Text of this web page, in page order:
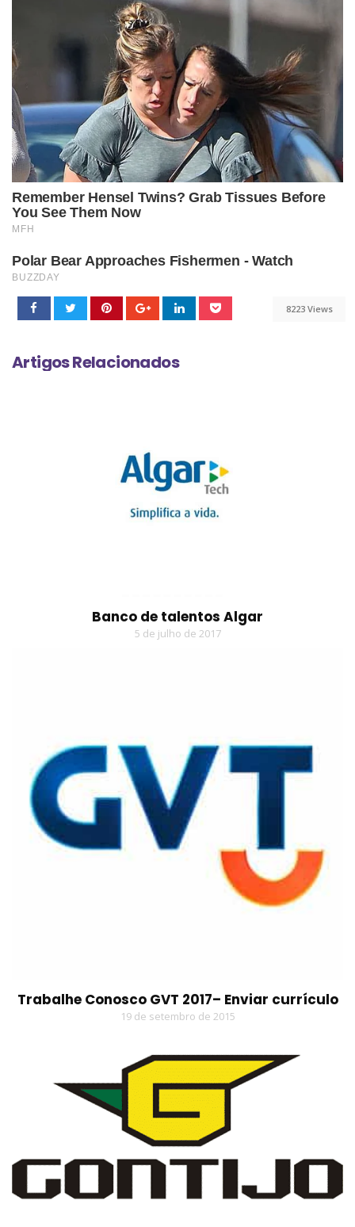
8223 Views
Artigos Relacionados
Banco de talentos Algar
5 de julho de 2017
Trabalhe Conosco GVT 2017– Enviar currículo
19 de setembro de 2015